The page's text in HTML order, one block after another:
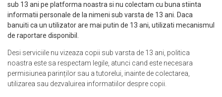
sub 13 ani pe platforma noastra si nu colectam cu buna stiinta
informatii personale de la nimeni sub varsta de 13 ani. Daca
banuiti ca un utilizator are mai putin de 13 ani, utilizati mecanismul
de raportare disponibil.
Desi serviciile nu vizeaza copii sub varsta de 13 ani, politica
noastra este sa respectam legile, atunci cand este necesara
permisiunea parinților sau a tutorelui, inainte de colectarea,
utilizarea sau dezvaluirea informatiilor despre copii.